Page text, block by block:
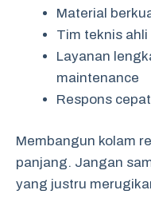
Material
Tim teknis ahli
Layanan
maintenance
Respons
Membangun kolam
panjang. Jangan
yang justru